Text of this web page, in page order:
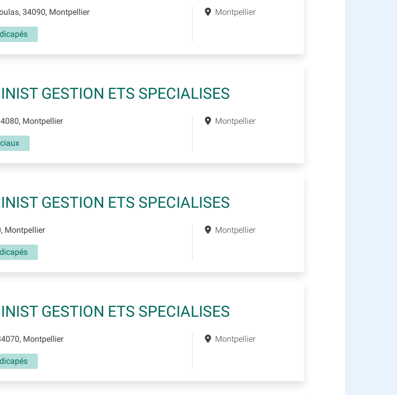
34090, Montpellier Montpellier
GESTION ETS SPECIALISES
Montpellier Montpellier
GESTION ETS SPECIALISES
Montpellier Montpellier
GESTION ETS SPECIALISES
Montpellier Montpellier